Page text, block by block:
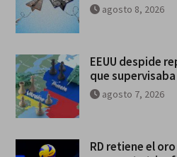
agosto 8, 2026
EEUU despide
que
agosto 7, 2026
RD retiene el